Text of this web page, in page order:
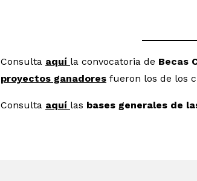
Consulta aquí la convocatoria de Becas
proyectos ganadores fueron los de los
Consulta aquí las bases generales de